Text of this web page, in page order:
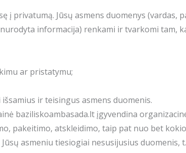
į privatumą. Jūsų asmens duomenys
informacija) renkami ir tvarkomi tam,
ar pristatymu;
ir teisingus asmens duomenis.
baziliskoambasada.lt įgyvendina
pakeitimo, atskleidimo, taip pat nuo bet
asmeniu tiesiogiai nesusijusius